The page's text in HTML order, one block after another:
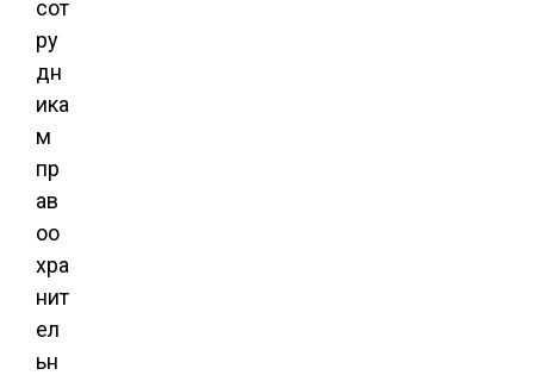
сот
ру
дн
ика
м
пр
ав
оо
хра
нит
ел
ьн